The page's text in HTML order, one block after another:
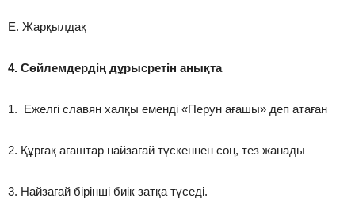
E. Жарқылдақ
4. Сөйлемдердің дұрысретін анықта
1. Ежелгі славян халқы еменді «Перун ағашы» деп атаған
2. Құрғақ ағаштар найзағай түскеннен соң, тез жанады
3. Найзағай бірінші биік затқа түседі.